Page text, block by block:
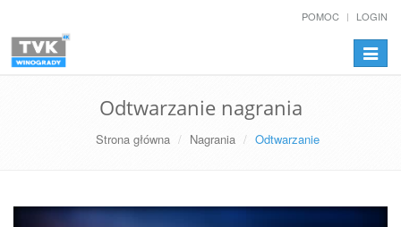
POMOC LOGIN
Odtwarzanie nagrania
Strona główna Nagrania Odtwarzanie